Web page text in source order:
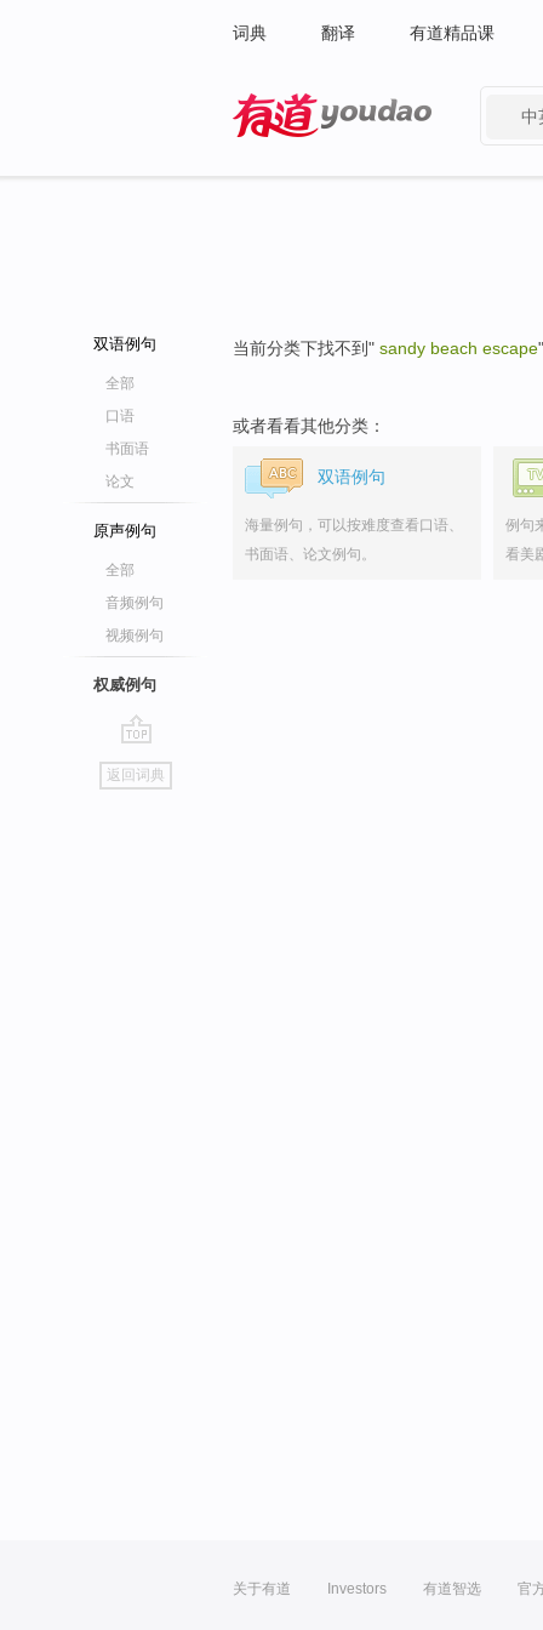
词典 翻译 有道精品课
中
双语例句
全部
口语
书面语
论文
原声例句
全部
音频例句
视频例句
权威例句
go
top
返回词典
当前分类下找不到" sandy beach escape
或者看看其他分类：
双语例句
海量例句，可以按难度查看口语、
书面语、论文例句。
例句
看美
关于有道 Investors 有道智选 官